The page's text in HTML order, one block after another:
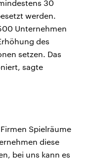
30
werden.
Unternehmen
des
setzen. Das
sagte
Spielräume
diese
bei uns kann es